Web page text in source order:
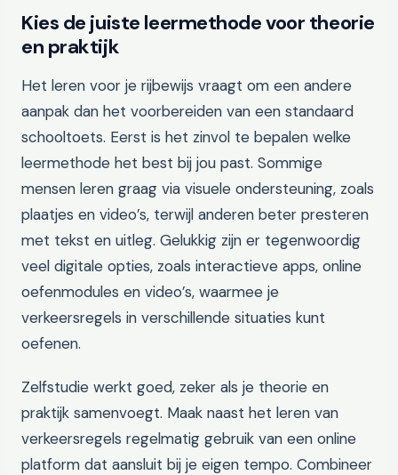
Kies de juiste leermethode voor theorie
en praktijk
Het leren voor je rijbewijs vraagt om een andere
aanpak dan het voorbereiden van een standaard
schooltoets. Eerst is het zinvol te bepalen welke
leermethode het best bij jou past. Sommige
mensen leren graag via visuele ondersteuning, zoals
plaatjes en video’s, terwijl anderen beter presteren
met tekst en uitleg. Gelukkig zijn er tegenwoordig
veel digitale opties, zoals interactieve apps, online
oefenmodules en video’s, waarmee je
verkeersregels in verschillende situaties kunt
oefenen.
Zelfstudie werkt goed, zeker als je theorie en
praktijk samenvoegt. Maak naast het leren van
verkeersregels regelmatig gebruik van een online
platform dat aansluit bij je eigen tempo. Combineer